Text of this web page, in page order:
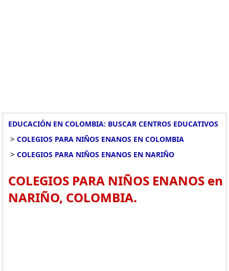
EDUCACIÓN EN COLOMBIA: BUSCAR CENTROS EDUCATIVOS
> COLEGIOS PARA NIÑOS ENANOS EN COLOMBIA
> COLEGIOS PARA NIÑOS ENANOS EN NARIÑO
COLEGIOS PARA NIÑOS ENANOS en
NARIÑO, COLOMBIA.